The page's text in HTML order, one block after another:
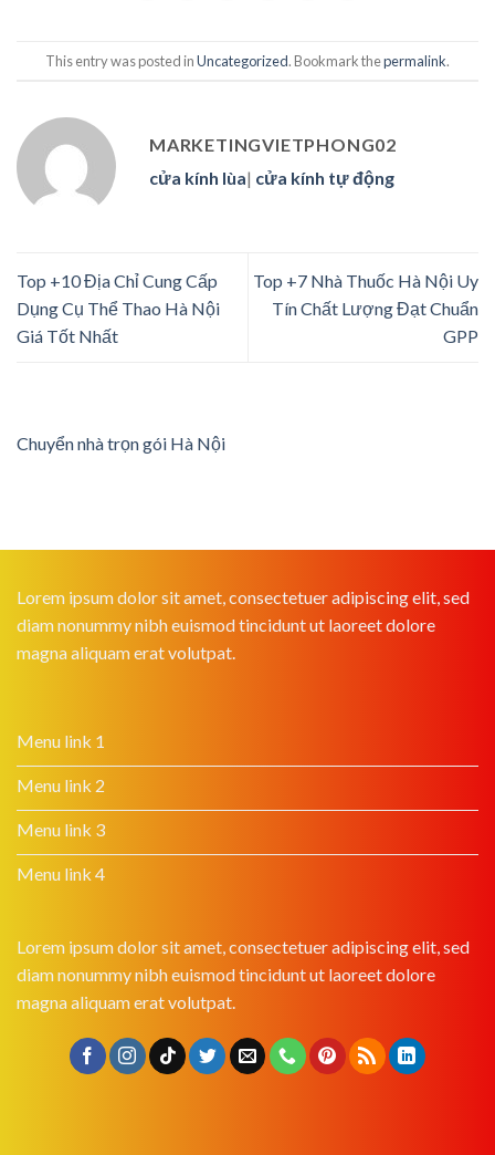
This entry was posted inUncategorized. Bookmark thepermalink.
MARKETINGVIETPHONG02
cửa kính lùa| cửa kính tự động
Top +10 Địa Chỉ Cung Cấp
Dụng Cụ Thể Thao Hà Nội
Giá Tốt Nhất
Top +7 Nhà Thuốc Hà Nội Uy
Tín Chất Lượng Đạt Chuẩn
GPP
Chuyển nhà trọn gói Hà Nội
Lorem ipsum dolor sit amet, consectetuer adipiscing elit, sed
diam nonummy nibh euismod tincidunt ut laoreet dolore
magna aliquam erat volutpat.
Menu link 1
Menu link 2
Menu link 3
Menu link 4
Lorem ipsum dolor sit amet, consectetuer adipiscing elit, sed
diam nonummy nibh euismod tincidunt ut laoreet dolore
magna aliquam erat volutpat.